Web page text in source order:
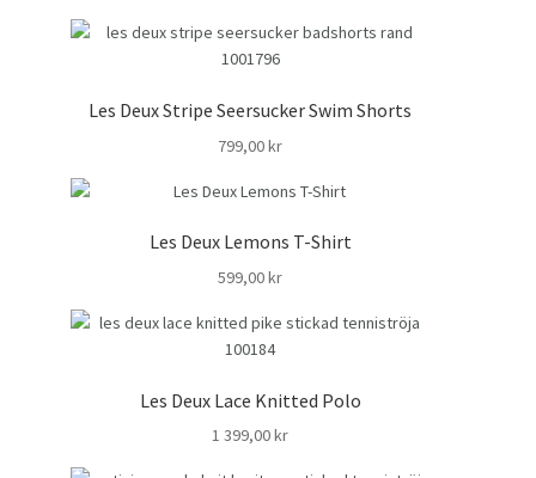
Les Deux Stripe Seersucker Swim Shorts
799,00kr
Les Deux Lemons T-Shirt
599,00kr
Les Deux Lace Knitted Polo
1 399,00kr